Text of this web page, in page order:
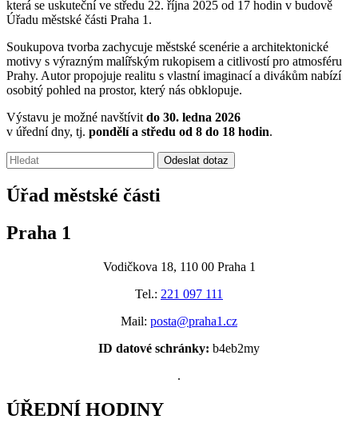
která se uskuteční ve středu 22. října 2025 od 17 hodin v budově
Úřadu městské části Praha 1.
Soukupova tvorba zachycuje městské scenérie a architektonické
motivy s výrazným malířským rukopisem a citlivostí pro atmosféru
Prahy. Autor propojuje realitu s vlastní imaginací a divákům nabízí
osobitý pohled na prostor, který nás obklopuje.
Výstavu je možné navštívitdo 30. ledna 2026
v úřední dny, tj. pondělí a středu od 8 do 18 hodin.
Vyhledávání:
Odeslat dotaz
Úřad městské části
Praha 1
Vodičkova 18, 110 00 Praha 1
Tel.: 221 097 111
Mail: posta@praha1.cz
ID datové schránky: b4eb2my
.
ÚŘEDNÍ HODINY